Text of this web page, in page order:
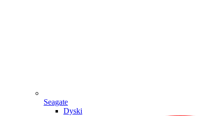
Seagate
Dyski